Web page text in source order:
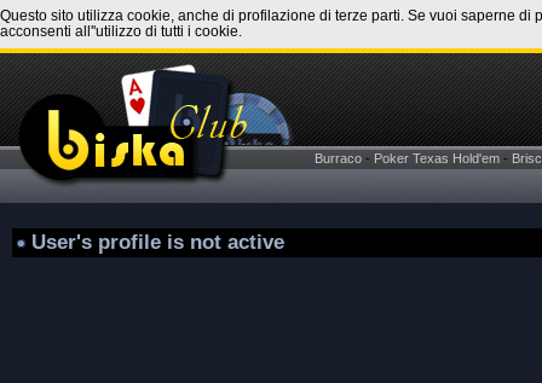
Questo sito utilizza cookie, anche di profilazione di terze parti. Se vuoi saperne
acconsenti all''utilizzo di tutti i cookie.
Burraco - Poker Texas Hold'em -
User's profile is not active